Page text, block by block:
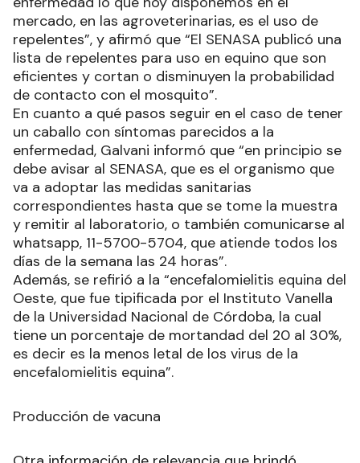
mercado, en las agroveterinarias, es el uso de
repelentes”, y afirmó que “El SENASA publicó una
lista de repelentes para uso en equino que son
eficientes y cortan o disminuyen la probabilidad
de contacto con el mosquito”.
En cuanto a qué pasos seguir en el caso de tener
un caballo con síntomas parecidos a la
enfermedad, Galvani informó que “en principio se
debe avisar al SENASA, que es el organismo que
va a adoptar las medidas sanitarias
correspondientes hasta que se tome la muestra
y remitir al laboratorio, o también comunicarse al
whatsapp, 11-5700-5704, que atiende todos los
días de la semana las 24 horas”.
Además, se refirió a la “encefalomielitis equina del
Oeste, que fue tipificada por el Instituto Vanella
de la Universidad Nacional de Córdoba, la cual
tiene un porcentaje de mortandad del 20 al 30%,
es decir es la menos letal de los virus de la
encefalomielitis equina”.
Producción de vacuna